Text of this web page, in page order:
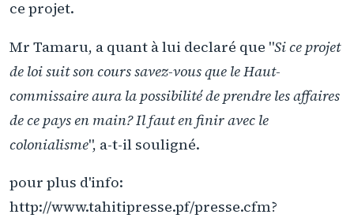
ce projet.
Mr Tamaru, a quant à lui declaré que "Si ce projet
de loi suit son cours savez-vous que le Haut-
commissaire aura la possibilité de prendre les affaires
de ce pays en main? Il faut en finir avec le
colonialisme", a-t-il souligné.
pour plus d'info:
http://www.tahitipresse.pf/presse.cfm?